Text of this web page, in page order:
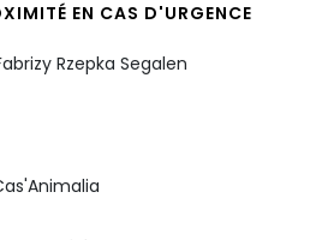
EN CAS D'URGENCE
Rzepka Segalen